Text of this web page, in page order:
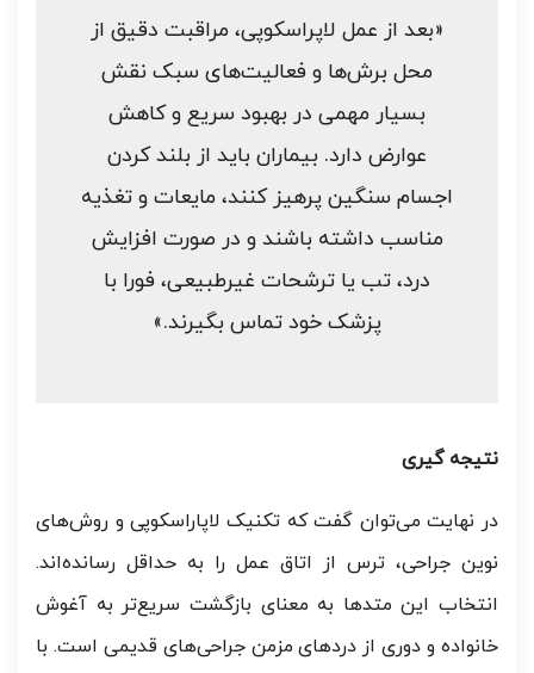
«بعد از عمل لاپراسکوپی، مراقبت دقیق از
محل برش‌ها و فعالیت‌های سبک نقش
بسیار مهمی در بهبود سریع و کاهش
عوارض دارد. بیماران باید از بلند کردن
اجسام سنگین پرهیز کنند، مایعات و تغذیه
مناسب داشته باشند و در صورت افزایش
درد، تب یا ترشحات غیرطبیعی، فورا با
پزشک خود تماس بگیرند.»
نتیجه گیری
در نهایت می‌توان گفت که تکنیک لاپاراسکوپی و روش‌های
نوین جراحی، ترس از اتاق عمل را به حداقل رسانده‌اند.
انتخاب این متدها به معنای بازگشت سریع‌تر به آغوش
خانواده و دوری از دردهای مزمن جراحی‌های قدیمی است. با